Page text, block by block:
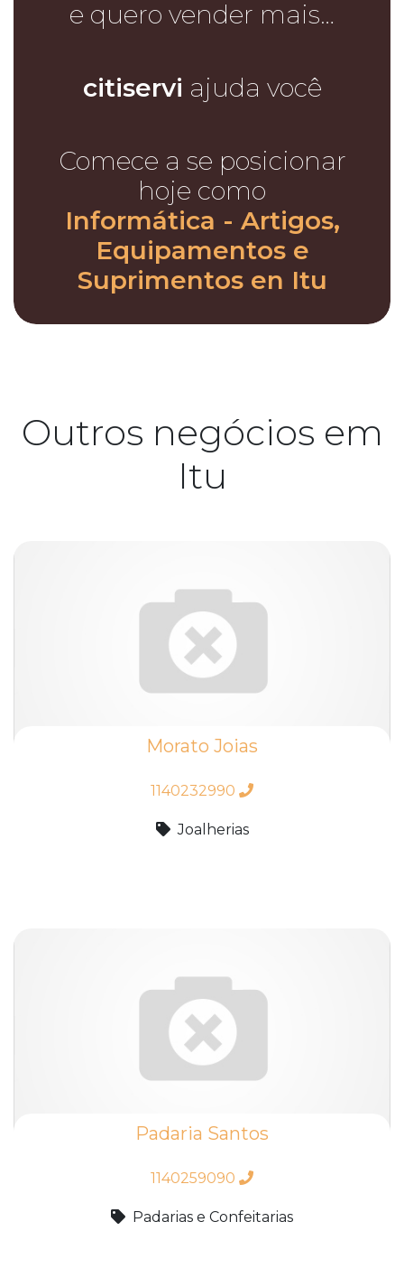
e quero vender mais…
citiservi ajuda você
Comece a se posicionar
hoje como
Informática - Artigos,
Equipamentos e
Suprimentos en Itu
Outros negócios em
Itu
Morato Joias
1140232990
Joalherias
Padaria Santos
1140259090
Padarias e Confeitarias